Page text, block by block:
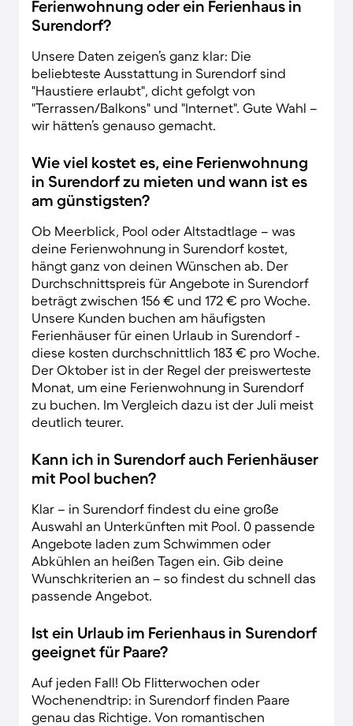
Ferienwohnung oder ein Ferienhaus in
Surendorf?
Unsere Daten zeigen’s ganz klar: Die
beliebteste Ausstattung in Surendorf sind
"Haustiere erlaubt", dicht gefolgt von
"Terrassen/Balkons" und "Internet". Gute Wahl –
wir hätten’s genauso gemacht.
Wie viel kostet es, eine Ferienwohnung
in Surendorf zu mieten und wann ist es
am günstigsten?
Ob Meerblick, Pool oder Altstadtlage – was
deine Ferienwohnung in Surendorf kostet,
hängt ganz von deinen Wünschen ab. Der
Durchschnittspreis für Angebote in Surendorf
beträgt zwischen 156 € und 172 € pro Woche.
Unsere Kunden buchen am häufigsten
Ferienhäuser für einen Urlaub in Surendorf -
diese kosten durchschnittlich 183 € pro Woche.
Der Oktober ist in der Regel der preiswerteste
Monat, um eine Ferienwohnung in Surendorf
zu buchen. Im Vergleich dazu ist der Juli meist
deutlich teurer.
Kann ich in Surendorf auch Ferienhäuser
mit Pool buchen?
Klar – in Surendorf findest du eine große
Auswahl an Unterkünften mit Pool. 0 passende
Angebote laden zum Schwimmen oder
Abkühlen an heißen Tagen ein. Gib deine
Wunschkriterien an – so findest du schnell das
passende Angebot.
Ist ein Urlaub im Ferienhaus in Surendorf
geeignet für Paare?
Auf jeden Fall! Ob Flitterwochen oder
Wochenendtrip: in Surendorf finden Paare
genau das Richtige. Von romantischen